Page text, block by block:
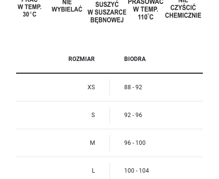
ROZMIAR BIODRA
XS 88 - 92
S 92 - 96
M 96 - 100
L 100 - 104